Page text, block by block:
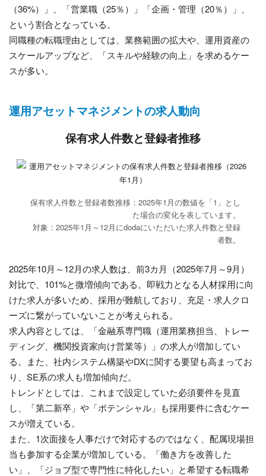
（36%）」、「営業職（25％）」「企画・管理（20％）」、
という割合となっている。
同職種の転職理由としては、業務範囲の拡大や、運用資産の
スケールアップなど、「スキルや経験の向上」を求めるケー
スが多い。
運用アセットマネジメントの求人動向
保有求人件数と登録者推移
保有求人件数と登録者数推移：2025年1月の数値を「1」とし
た場合の変化を表しています。
対象：2025年1月～12月にdodaにいただいた求人件数と登録
者数。
2025年10月～12月の求人数は、前3カ月（2025年7月～9月）
対比で、101%と微増傾向である。即戦力となる人材採用に向
けた求人が多いため、採用が難航しており、充足・求人クロ
ーズに繋がっていないことが考えられる。
求人内容としては、「金融系専門職（運用業務担当、トレー
ディング、機関投資家向け営業等）」の求人が増加してい
る。また、社内システム構築やDXに関する要望も高まってお
り、SE系の求人も増加傾向だ。
トレンドとしては、これまで設定していた必須要件を見直
し、「第二新卒」や「ポテンシャル」も採用要件に含むケー
スが増えている。
また、1次面接を人事だけで対応するのではなく、配属現場担
当も参加する企業が増加している。「働き方を改善した
い」、「ジョブ型で専門性に特化したい」と希望する転職希